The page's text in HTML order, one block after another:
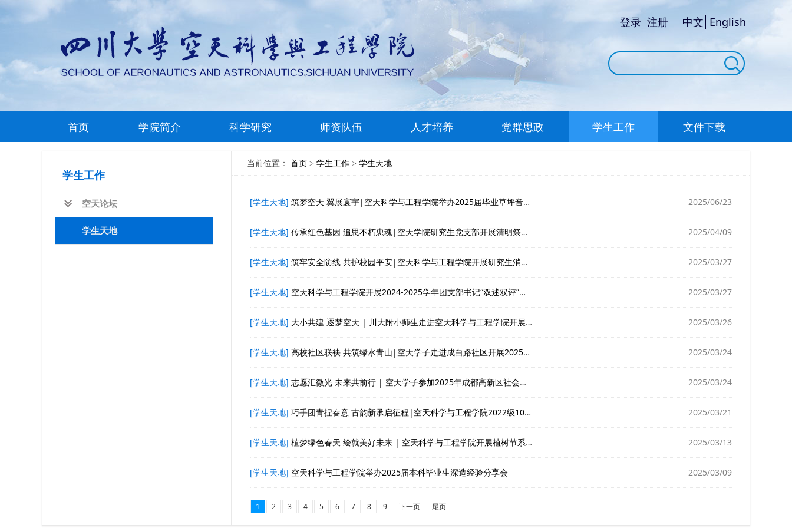
登录 注册 中文 English
首页 学院简介 科学研究 师资队伍 人才培养 党群思政 学生工作 文件下载
学生工作
空天论坛
学生天地
当前位置： 首页 > 学生工作 > 学生天地
[学生天地] 筑梦空天 翼展寰宇|空天科学与工程学院举办2025届毕业草坪音乐会 2025/06/23
[学生天地] 传承红色基因 追思不朽忠魂|空天学院研究生党支部开展清明祭奠英烈联合主题党日活动 2025/04/09
[学生天地] 筑牢安全防线 共护校园平安|空天科学与工程学院开展研究生消防安全教育专题培训 2025/03/27
[学生天地] 空天科学与工程学院开展2024-2025学年团支部书记“双述双评”工作 2025/03/27
[学生天地] 大小共建 逐梦空天 | 川大附小师生走进空天科学与工程学院开展研学 2025/03/26
[学生天地] 高校社区联袂 共筑绿水青山|空天学子走进成白路社区开展2025年“世界水日”和“中国水周”主题活动 2025/03/24
[学生天地] 志愿汇微光 未来共前行 | 空天学子参加2025年成都高新区社会工作宣传主题活动 2025/03/24
[学生天地] 巧手团青捏春意 古韵新承启征程|空天科学与工程学院2022级101班与203班开展联合团日活动 2025/03/21
[学生天地] 植梦绿色春天 绘就美好未来 | 空天科学与工程学院开展植树节系列活动 2025/03/13
[学生天地] 空天科学与工程学院举办2025届本科毕业生深造经验分享会 2025/03/09
1 2 3 4 5 6 7 8 9 下一页 尾页